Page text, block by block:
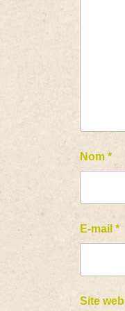
Nom*
E-mail*
Site web